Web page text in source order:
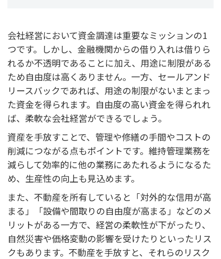
会社経営において資金調達は重要なミッションの1
つです。しかし、金融機関からの借り入れは借りら
れるか不透明であることに加え、用途に制限がある
ため自由度は高くありません。一方、セールアンド
リースバックであれば、用途の制限がないまとまっ
た資金を得られます。自由度の高い資金を得られれ
ば、柔軟な会社経営ができるでしょう。
資産を手放すことで、管理や修繕の手間やコストの
削減につながる点もポイントです。維持管理業務を
減らして効率的に他の業務にあたれるようになるた
め、生産性の向上も見込めます。
また、不動産を所有していると「対外的な信用が高
まる」「設備や間取りの自由度が高まる」などのメ
リットがある一方で、経営の柔軟性が下がったり、
自然災害や価格変動の影響を受けたりといったリス
クもあります。不動産を手放すと、それらのリスク